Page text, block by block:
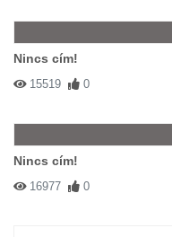
Nincs cím!
15519 0
Nincs cím!
16977 0